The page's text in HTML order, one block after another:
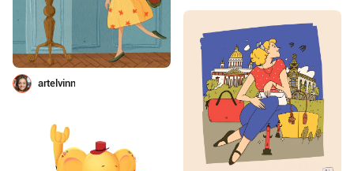
artelvinn